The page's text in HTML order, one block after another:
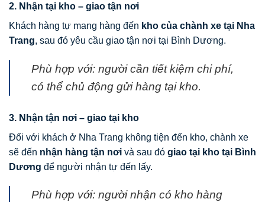
2. Nhận tại kho – giao tận nơi
Khách hàng tự mang hàng đến kho của chành xe tại Nha
Trang, sau đó yêu cầu giao tận nơi tại Bình Dương.
Phù hợp với: người cần tiết kiệm chi phí,
có thể chủ động gửi hàng tại kho.
3. Nhận tận nơi – giao tại kho
Đối với khách ở Nha Trang không tiện đến kho, chành xe
sẽ đến nhận hàng tận nơi và sau đó giao tại kho tại Bình
Dương để người nhận tự đến lấy.
Phù hợp với: người nhận có kho hàng